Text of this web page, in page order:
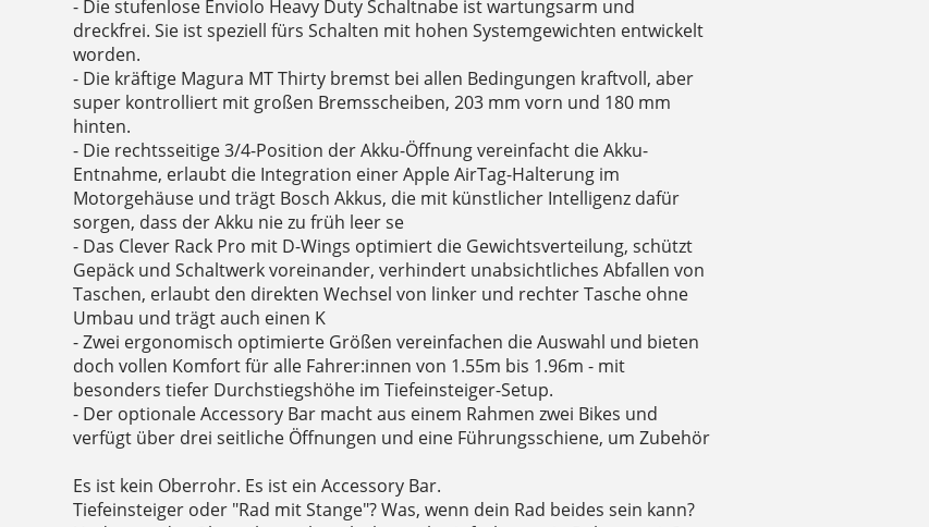
- Die stufenlose Enviolo Heavy Duty Schaltnabe ist wartungsarm und
dreckfrei. Sie ist speziell fürs Schalten mit hohen Systemgewichten entwickelt
worden.
- Die kräftige Magura MT Thirty bremst bei allen Bedingungen kraftvoll, aber
super kontrolliert mit großen Bremsscheiben, 203 mm vorn und 180 mm
hinten.
- Die rechtsseitige 3/4-Position der Akku-Öffnung vereinfacht die Akku-
Entnahme, erlaubt die Integration einer Apple AirTag-Halterung im
Motorgehäuse und trägt Bosch Akkus, die mit künstlicher Intelligenz dafür
sorgen, dass der Akku nie zu früh leer se
- Das Clever Rack Pro mit D-Wings optimiert die Gewichtsverteilung, schützt
Gepäck und Schaltwerk voreinander, verhindert unabsichtliches Abfallen von
Taschen, erlaubt den direkten Wechsel von linker und rechter Tasche ohne
Umbau und trägt auch einen K
- Zwei ergonomisch optimierte Größen vereinfachen die Auswahl und bieten
doch vollen Komfort für alle Fahrer:innen von 1.55m bis 1.96m - mit
besonders tiefer Durchstiegshöhe im Tiefeinsteiger-Setup.
- Der optionale Accessory Bar macht aus einem Rahmen zwei Bikes und
verfügt über drei seitliche Öffnungen und eine Führungsschiene, um Zubehör
Es ist kein Oberrohr. Es ist ein Accessory Bar.
Tiefeinsteiger oder "Rad mit Stange"? Was, wenn dein Rad beides sein kann?